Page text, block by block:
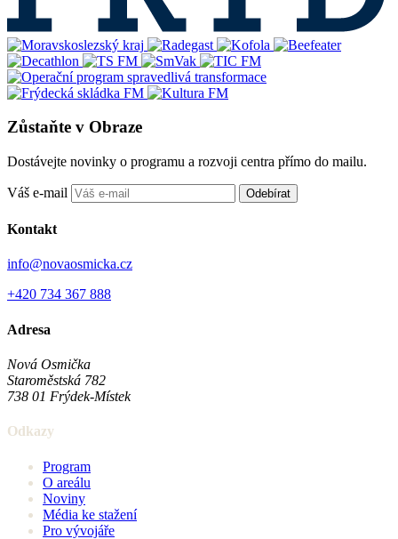
Zůstaňte v Obraze
Dostávejte novinky o programu a rozvoji centra přímo do mailu.
Váš e-mail Odebírat
Kontakt
info@novaosmicka.cz
+420 734 367 888
Adresa
Nová Osmička
Staroměstská 782
738 01 Frýdek-Místek
Odkazy
Program
O areálu
Noviny
Média ke stažení
Pro vývojáře